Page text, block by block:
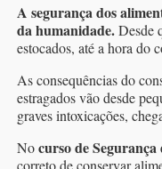
A segurança dos
da humanidade.Desde
estocados, até a hora do
As consequências do
estragados vão desde
graves intoxicações,
Nocurso de
correto de conservar